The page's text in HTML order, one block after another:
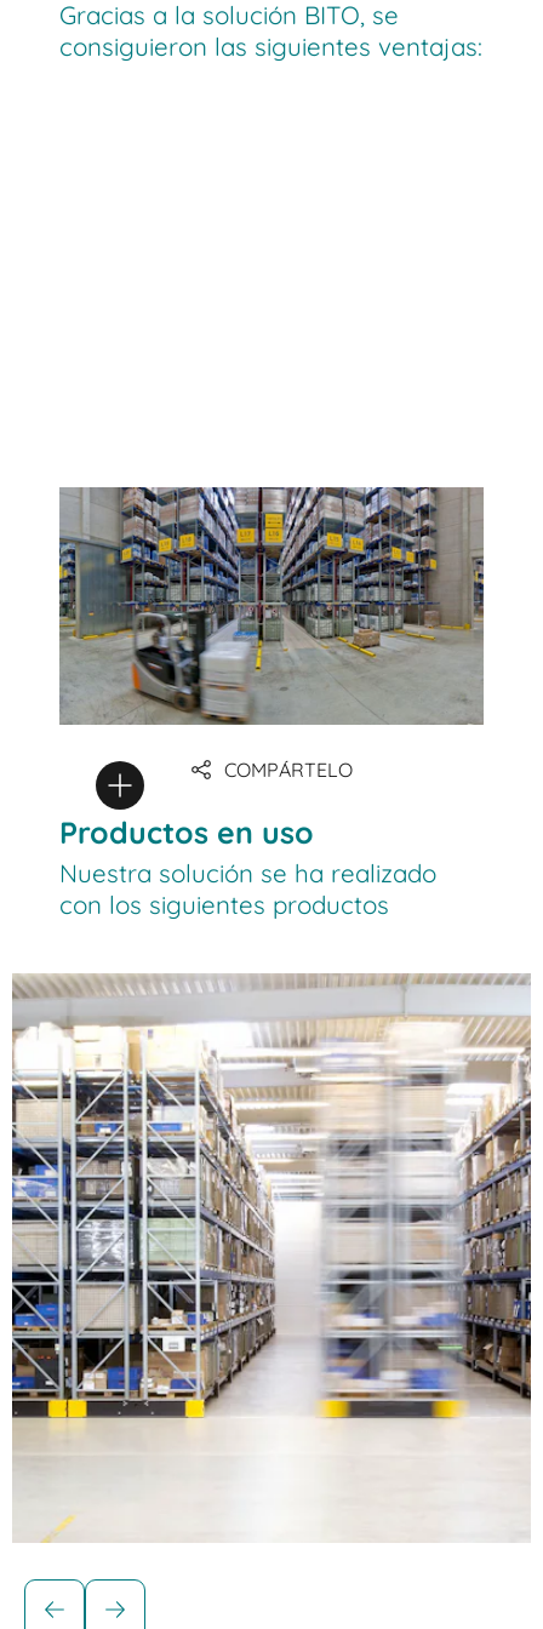
Gracias a la solución BITO, se
consiguieron las siguientes ventajas:
COMPÁRTELO
Productos en uso
Nuestra solución se ha realizado
con los siguientes productos
Soluciones para cargas paletizadas